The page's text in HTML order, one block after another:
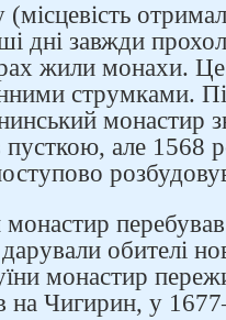
дні завжди
жили монахи. Це
струмками.
монастир
пусткою, але
обителі
монастир
на Чигирин, у